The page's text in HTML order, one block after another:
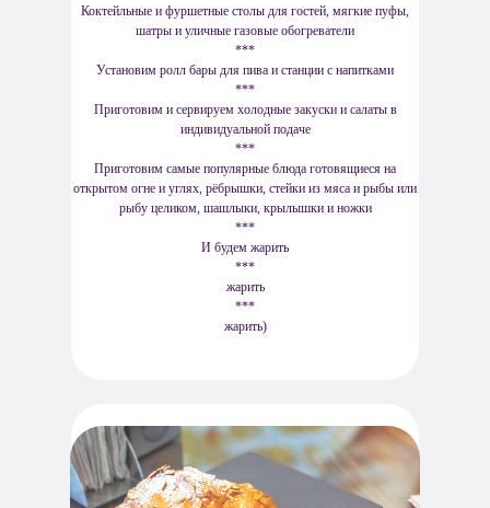
Коктейльные и фуршетные столы для гостей, мягкие пуфы,
шатры и уличные газовые обогреватели
***
Установим ролл бары для пива и станции с напитками
***
Приготовим и сервируем холодные закуски и салаты в
индивидуальной подаче
***
Приготовим самые популярные блюда готовящиеся на
открытом огне и углях, рёбрышки, стейки из мяса и рыбы или
рыбу целиком, шашлыки, крылышки и ножки
***
И будем жарить
***
жарить
***
жарить)